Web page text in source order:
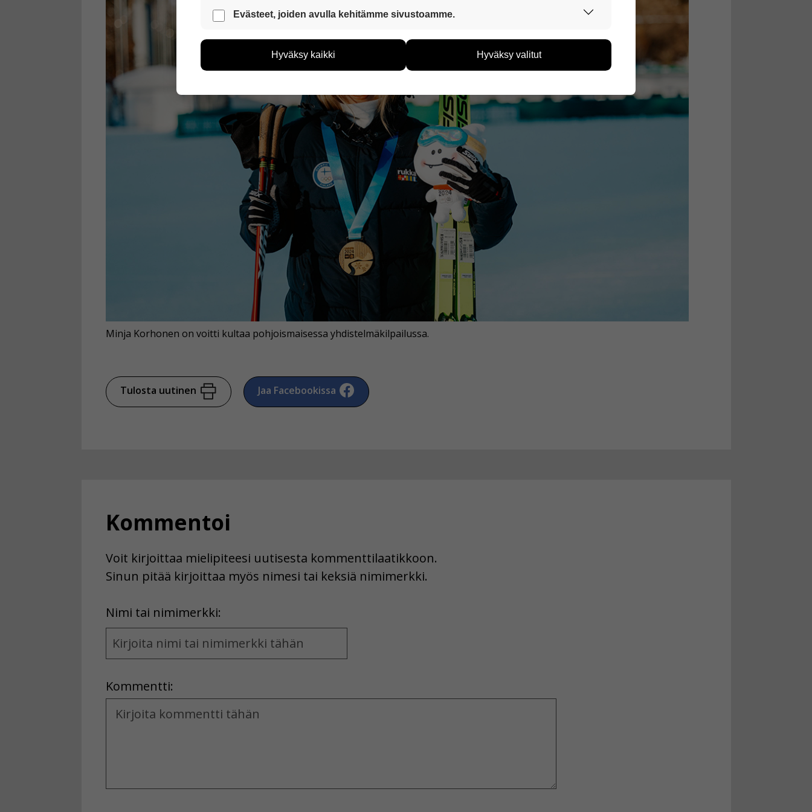
Minja Korhonen on voitti kultaa pohjoismaisessa yhdistelmäkilpailussa.
Tulosta uutinen Jaa Facebookissa
Kommentoi
Voit kirjoittaa mielipiteesi uutisesta kommenttilaatikkoon.
Sinun pitää kirjoittaa myös nimesi tai keksiä nimimerkki.
Nimi tai nimimerkki:
Name
and
Kommentti:
Kommentti
Nämä evästeet ovat aina käytössä, jotta sivustoamme voi käyttää sujuvasti ja turvallisesti.
Evästeet, joiden avulla kehitämme sivustoamme.
voimme kehittää sivustoamme vastaamaan paremmin käyttäjien tarpeita. Tietoa kerätään
esimerkiksi kävijämääristä ja siitä, mitä sivuja käytetään ja miten sivuilla liikutaan. Emme
kuitenkaan kerää henkilötietoja kuten nimiä, eikä tietoja voi yhdistää yksittäiseen
Voit valita, hyväksytkö näiden evästeiden käytön.
Hyväksy kaikki Hyväksy valitut